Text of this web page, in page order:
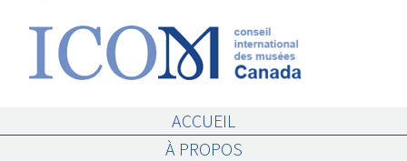
ACCUEIL
À PROPOS